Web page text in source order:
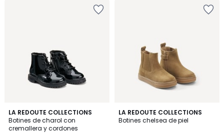
LA REDOUTE COLLECTIONS
Botines de charol con
cremallera y cordones
LA REDOUTE COLLECTIONS
Botines chelsea de piel
5
/